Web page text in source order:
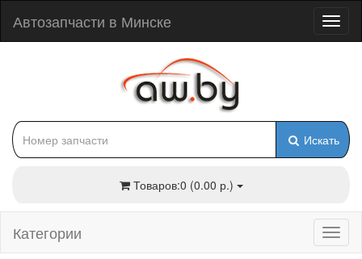
Автозапчасти в Минске
Искать
Товаров:0 (0.00 р.)
Категории